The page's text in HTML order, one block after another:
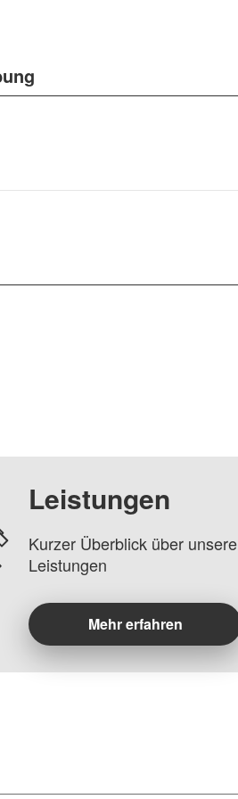
Leistungen
Kurzer Überblick über unsere
Leistungen
Mehr erfahren